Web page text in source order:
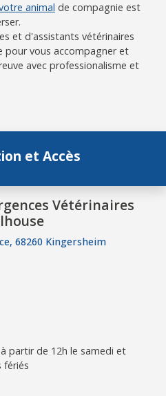
animal de compagnie est
et d'assistants vétérinaires
vous accompagner et
avec professionalisme et
et Accès
Vétérinaires
68260 Kingersheim
partir de 12h le samedi et
fériés